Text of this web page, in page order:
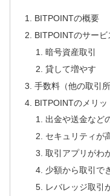
BITPOINTの概要
BITPOINTのサービ
暗号資産取引
貸して増やす
手数料（他の取引
BITPOINTのメリッ
出金や送金など
セキュリティが
取引アプリがわ
少額から取引で
レバレッジ取引